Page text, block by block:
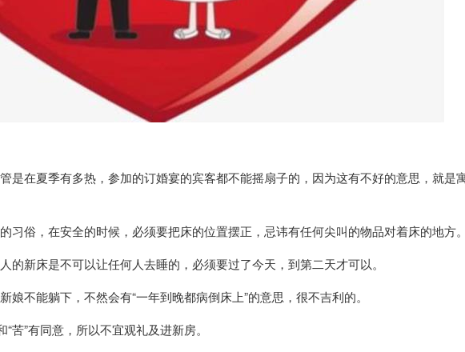
是在夏季有多热，参加的订婚宴的宾客都不能摇扇子的，因为这有不好的意思，就是
习俗，在安全的时候，必须要把床的位置摆正，忌讳有任何尖叫的物品对着床的地方
的新床是不可以让任何人去睡的，必须要过了今天，到第二天才可以。
娘不能躺下，不然会有“一年到晚都病倒床上”的意思，很不吉利的。
“苦”有同意，所以不宜观礼及进新房。